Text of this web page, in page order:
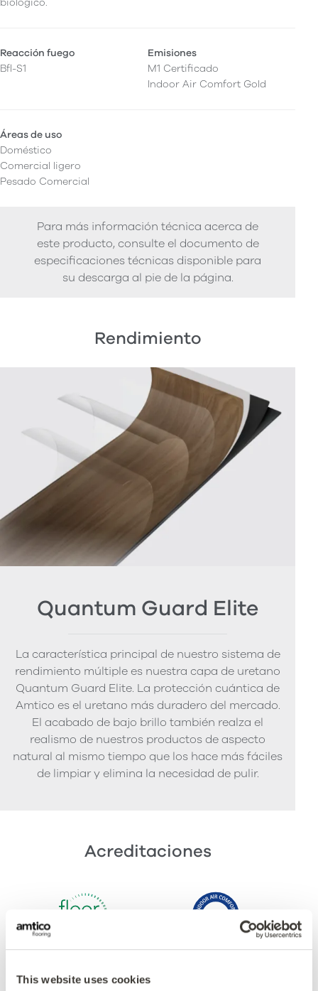
This website uses cookies
Reacción fuego
Bfl-S1
Emisiones
M1 Certificado
Indoor Air Comfort Gold
Áreas de uso
Doméstico
Comercial ligero
Pesado Comercial
Para más información técnica acerca de
este producto, consulte el documento de
especificaciones técnicas disponible para
su descarga al pie de la página.
Rendimiento
Quantum Guard Elite
La característica principal de nuestro sistema de
rendimiento múltiple es nuestra capa de uretano
Quantum Guard Elite. La protección cuántica de
Amtico es el uretano más duradero del mercado.
El acabado de bajo brillo también realza el
realismo de nuestros productos de aspecto
natural al mismo tiempo que los hace más fáciles
de limpiar y elimina la necesidad de pulir.
Acreditaciones